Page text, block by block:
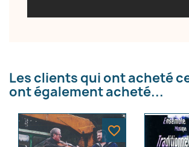
Les clients qui ont acheté
ont également acheté...
favorite_border
Créer une liste d'envies
Annuler Créer une